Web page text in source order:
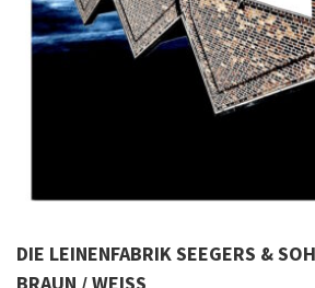
DIE LEINENFABRIK SEEGERS &
BRAUN / WEISS